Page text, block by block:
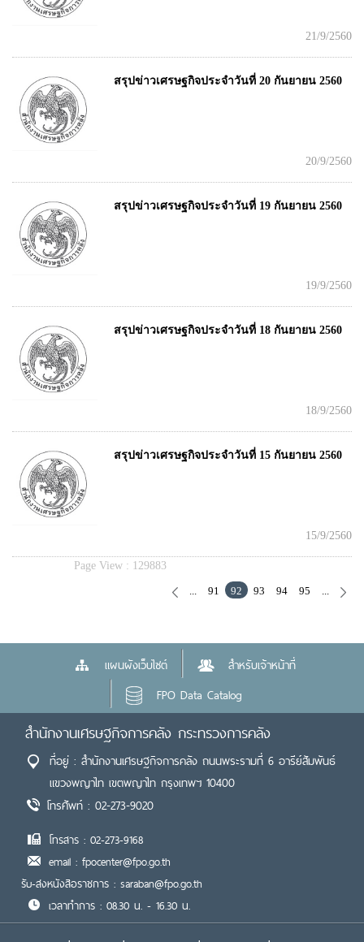
21/9/2560
สรุปข่าวเศรษฐกิจประจำวันที่ 20 กันยายน 2560
20/9/2560
สรุปข่าวเศรษฐกิจประจำวันที่ 19 กันยายน 2560
19/9/2560
สรุปข่าวเศรษฐกิจประจำวันที่ 18 กันยายน 2560
18/9/2560
สรุปข่าวเศรษฐกิจประจำวันที่ 15 กันยายน 2560
15/9/2560
... 91 92 93 94 95 ...
Page View : 129883
แผนผังเว็บไซต์
สำหรับเจ้าหน้าที่
FPO Data Catalog
สำนักงานเศรษฐกิจการคลัง กระทรวงการคลัง
ที่อยู่ : สำนักงานเศรษฐกิจการคลัง ถนนพระรามที่ 6 อารีย์สัมพันธ์
แขวงพญาไท เขตพญาไท กรุงเทพฯ 10400
โทรศัพท์ : 02-273-9020
โทรสาร : 02-273-9168
email : fpocenter@fpo.go.th
รับ-ส่งหนังสือราชการ : saraban@fpo.go.th
เวลาทำการ : 08.30 น. - 16.30 น.